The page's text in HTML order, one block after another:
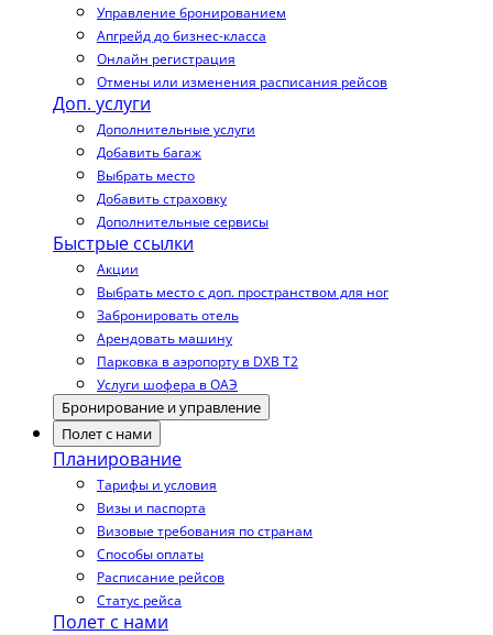
Управление бронированием
Апгрейд до бизнес-класса
Онлайн регистрация
Отмены или изменения расписания рейсов
Доп. услуги
Дополнительные услуги
Добавить багаж
Выбрать место
Добавить страховку
Дополнительные сервисы
Быстрые ссылки
Акции
Выбрать место с доп. пространством для ног
Забронировать отель
Арендовать машину
Парковка в аэропорту в DXB T2
Услуги шофера в ОАЭ
Бронирование и управление
Полет с нами
Планирование
Тарифы и условия
Визы и паспорта
Визовые требования по странам
Способы оплаты
Расписание рейсов
Статус рейса
Полет с нами